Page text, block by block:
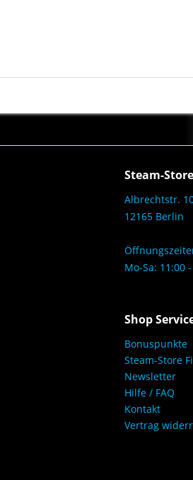
Steam-
Albrechtstr.
12165 Berlin
Mo-Sa: 11:00
Shop
Bonuspunkte
Steam-Store
Newsletter
Hilfe / FAQ
Kontakt
Vertrag